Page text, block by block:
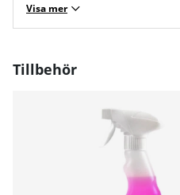
Optimerad ergonomi
Den vinklade och tydligt
Den genomtänkta
Totala mått (L×B×H):
Vikt: Stabil konstruktion
Övre hylla: 280 mm,
Kapacitet: Upp till 15 par
Material: Pulverlackerat
Visa mer
Tillbehör